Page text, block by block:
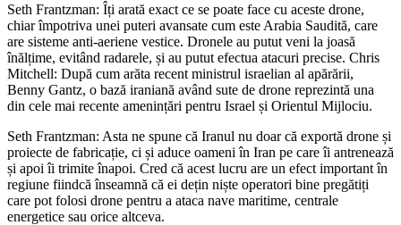
Seth Frantzman: Îți arată exact ce se poate face cu aceste drone,
chiar împotriva unei puteri avansate cum este Arabia Saudită, care
are sisteme anti-aeriene vestice. Dronele au putut veni la joasă
înălțime, evitând radarele, și au putut efectua atacuri precise. Chris
Mitchell: După cum arăta recent ministrul israelian al apărării,
Benny Gantz, o bază iraniană având sute de drone reprezintă una
din cele mai recente amenințări pentru Israel și Orientul Mijlociu.
Seth Frantzman: Asta ne spune că Iranul nu doar că exportă drone și
proiecte de fabricație, ci și aduce oameni în Iran pe care îi antrenează
și apoi îi trimite înapoi. Cred că acest lucru are un efect important în
regiune fiindcă înseamnă că ei dețin niște operatori bine pregătiți
care pot folosi drone pentru a ataca nave maritime, centrale
energetice sau orice altceva.